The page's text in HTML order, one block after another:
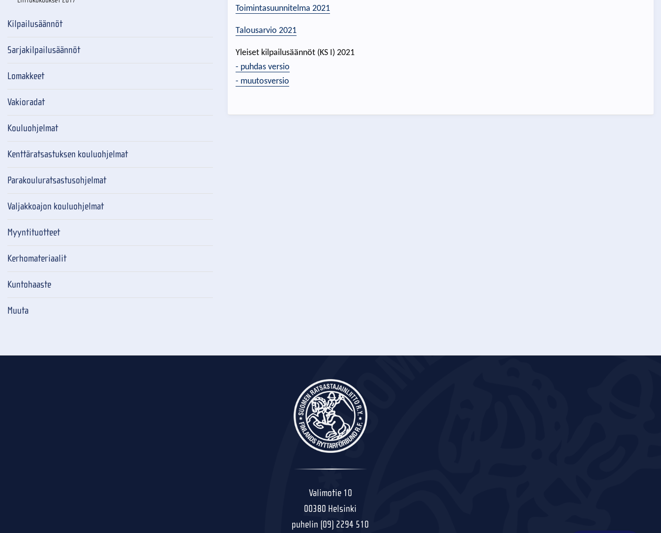
Toimintasuunnitelma 2021
Talousarvio 2021
Yleiset kilpailusäännöt (KS I) 2021
- puhdas versio
- muutosversio
Kilpailusäännöt
Sarjakilpailusäännöt
Lomakkeet
Vakioradat
Kouluohjelmat
Kenttäratsastuksen kouluohjelmat
Parakouluratsastusohjelmat
Valjakkoajon kouluohjelmat
Myyntituotteet
Kerhomateriaalit
Kuntohaaste
Muuta
Valimotie 10
00380 Helsinki
puhelin (09) 2294 510